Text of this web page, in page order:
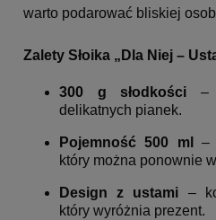
warto podarować bliskiej
Zalety Słoika „Dla Niej –
300 g słodkości –
delikatnych pianek.
Pojemność 500 ml
–
który można ponownie
Design z ustami –
który wyróżnia prezent.